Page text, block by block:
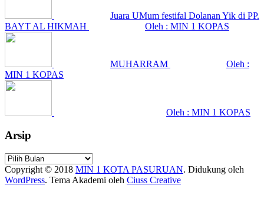
Juara UMum festifal Dolanan Yik di PP.
BAYT AL HIKMAH
Oleh : MIN 1 KOPAS
MUHARRAM
Oleh :
MIN 1 KOPAS
Oleh : MIN 1 KOPAS
Arsip
Arsip
Copyright © 2018 MIN 1 KOTA PASURUAN. Didukung oleh
WordPress. Tema Akademi oleh Ciuss Creative